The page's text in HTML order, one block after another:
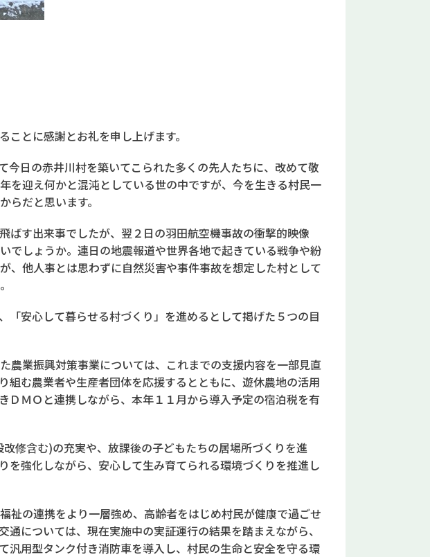
とに感謝とお礼を申し上げます。
今日の赤井川村を築いてこられた多くの先人たちに、改めて敬
を迎え何かと混沌としている世の中ですが、今を生きる村民一
だと思います。
ばす出来事でしたが、翌２日の羽田航空機事故の衝撃的映像
でしょうか。連日の地震報道や世界各地で起きている戦争や紛
、他人事とは思わずに自然災害や事件事故を想定した村として
安心して暮らせる村づくり」を進めるとして掲げた５つの目
農業振興対策事業については、これまでの支援内容を一部見直
組む農業者や生産者団体を応援するとともに、遊休農地の活用
ＭＯと連携しながら、本年１１月から導入予定の宿泊税を有
修含む)の充実や、放課後の子どもたちの居場所づくりを進
強化しながら、安心して生み育てられる環境づくりを推進し
の連携をより一層強め、高齢者をはじめ村民が健康で過ごせ
については、現在実施中の実証運行の結果を踏まえながら、
汎用型タンク付き消防車を導入し、村民の生命と安全を守る環